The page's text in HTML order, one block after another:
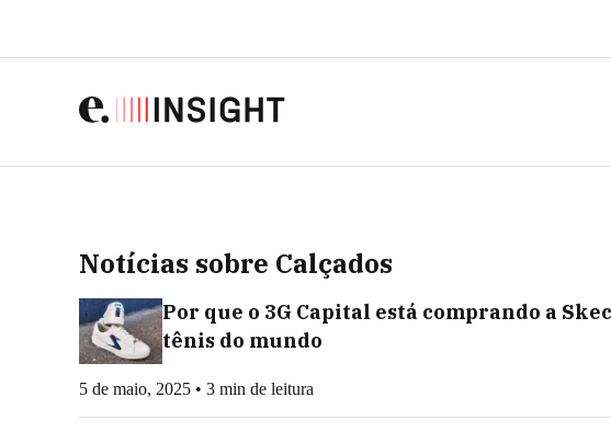
Notícias sobre Calçados
Por que o 3G Capital está comprando a
tênis do mundo
5 de maio, 2025 • 3 min de leitura